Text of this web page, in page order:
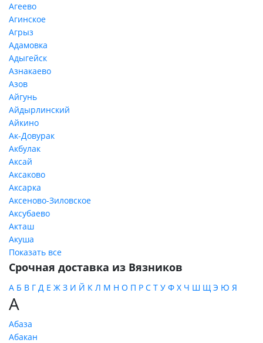
Агеево
Агинское
Агрыз
Адамовка
Адыгейск
Азнакаево
Азов
Айгунь
Айдырлинский
Айкино
Ак-Довурак
Акбулак
Аксай
Аксаково
Аксарка
Аксеново-Зиловское
Аксубаево
Акташ
Акуша
Показать все
Срочная доставка из Вязников
А Б В Г Д Е Ж З И Й К Л М Н О П Р С Т У Ф Х Ч Ш Щ Э Ю Я
А
Абаза
Абакан